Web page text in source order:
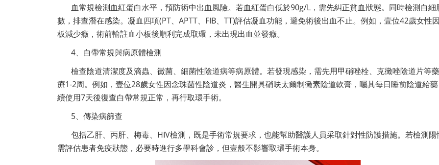
血常規檢測血紅蛋白水平，預防術中出血風險。若血紅蛋白低於90g/L，需先糾正貧血狀態。同時檢測白細
數，排查潛在感染。凝血四項(PT、APTT、FIB、TT)評估凝血功能，避免術後出血不止。例如，壹位42歲女性
板減少癥，術前輸註血小板後順利完成取環，未出現出血並發癥。
4、白帶常規與病原體檢測
檢查陰道清潔度及滴蟲、黴菌、細菌性陰道病等病原體。若發現感染，需先用甲硝唑栓、克黴唑陰道片等
療1-2周。例如，壹位28歲女性因念珠菌性陰道炎，醫生開具硝呋太爾制黴素陰道軟膏，囑其每日睡前陰道給
續使用7天後復查白帶常規正常，再行取環手術。
5、傳染病篩查
包括乙肝、丙肝、梅毒、HIV檢測，既是手術常規要求，也能幫助醫護人員采取針對性防護措施。若檢測陽
需評估患者免疫狀態，必要時進行多學科會診，但壹般不影響取環手術本身。